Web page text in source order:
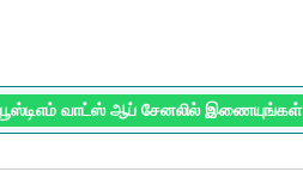
வாட்ஸ் ஆப் சேனலில் இணையுங்கள்